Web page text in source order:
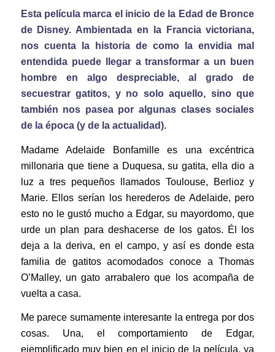
Esta película marca el inicio de la Edad de Bronce
de Disney. Ambientada en la Francia victoriana,
nos cuenta la historia de como la envidia mal
entendida puede llegar a transformar a un buen
hombre en algo despreciable, al grado de
secuestrar gatitos, y no solo aquello, sino que
también nos pasea por algunas clases sociales
de la época (y de la actualidad).
Madame Adelaide Bonfamille es una excéntrica
millonaria que tiene a Duquesa, su gatita, ella dio a
luz a tres pequeños llamados Toulouse, Berlioz y
Marie. Ellos serían los herederos de Adelaide, pero
esto no le gustó mucho a Edgar, su mayordomo, que
urde un plan para deshacerse de los gatos. Él los
deja a la deriva, en el campo, y así es donde esta
familia de gatitos acomodados conoce a Thomas
O’Malley, un gato arrabalero que los acompaña de
vuelta a casa.
Me parece sumamente interesante la entrega por dos
cosas. Una, el comportamiento de Edgar,
ejemplificado muy bien en el inicio de la película, ya